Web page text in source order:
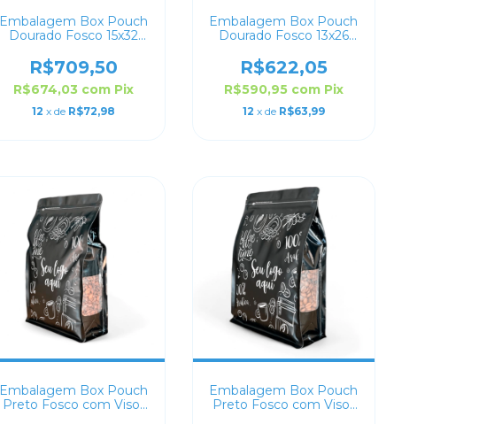
Embalagem Box Pouch
Dourado Fosco 15x32
R$709,50
R$674,03 com Pix
12 x de R$72,98
Embalagem Box Pouch
Dourado Fosco 13x26
R$622,05
R$590,95 com Pix
12 x de R$63,99
Embalagem Box Pouch
Preto Fosco com Visor
Embalagem Box Pouch
Preto Fosco com Visor